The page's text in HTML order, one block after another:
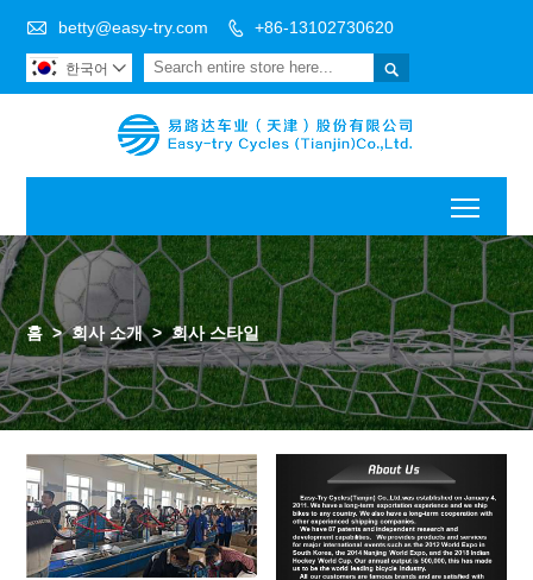
 betty@easy-try.com  +86-13102730620

한국어 
홈 > 회사 소개 > 회사 스타일